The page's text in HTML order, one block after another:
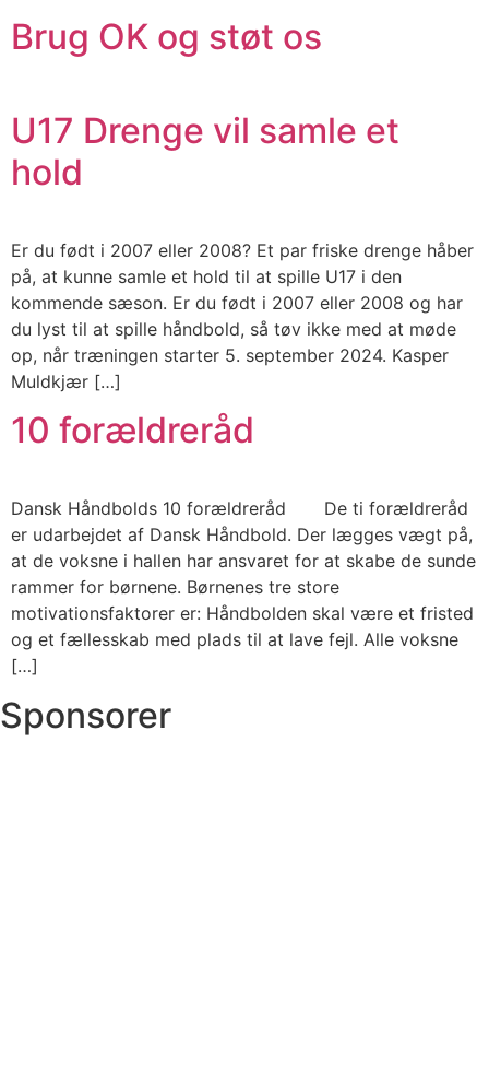
Brug OK og støt os
U17 Drenge vil samle et
hold
Er du født i 2007 eller 2008? Et par friske drenge håber
på, at kunne samle et hold til at spille U17 i den
kommende sæson. Er du født i 2007 eller 2008 og har
du lyst til at spille håndbold, så tøv ikke med at møde
op, når træningen starter 5. september 2024. Kasper
Muldkjær […]
10 forældreråd
Dansk Håndbolds 10 forældreråd De ti forældreråd
er udarbejdet af Dansk Håndbold. Der lægges vægt på,
at de voksne i hallen har ansvaret for at skabe de sunde
rammer for børnene. Børnenes tre store
motivationsfaktorer er: Håndbolden skal være et fristed
og et fællesskab med plads til at lave fejl. Alle voksne
[…]
Sponsorer